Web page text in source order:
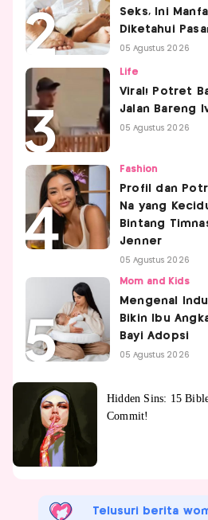
Seks, Ini
Diketahui
05 Agustus 2026
Life
Viral! Potret
Jalan Bareng
05 Agustus 2026
Fashion
Profil dan
Na yang
Bintang
Jenner
05 Agustus 2026
Mom and Kids
Mengenal
Bikin Ibu
Bayi Adopsi
05 Agustus 2026
Telusuri berita